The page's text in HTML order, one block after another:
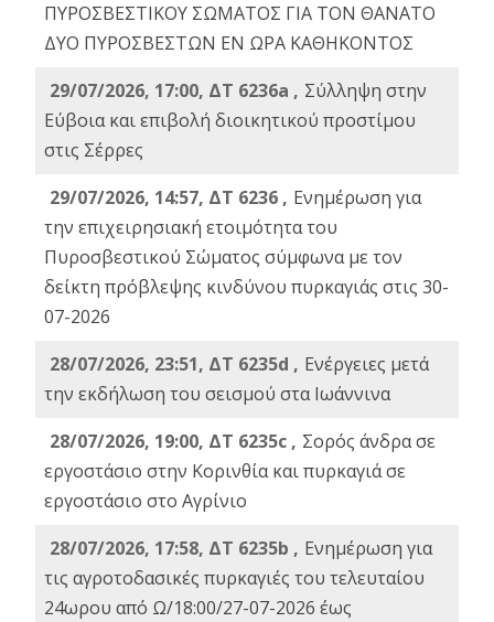
ΠΥΡΟΣΒΕΣΤΙΚΟΥ ΣΩΜΑΤΟΣ ΓΙΑ ΤΟΝ ΘΑΝΑΤΟ
ΔΥΟ ΠΥΡΟΣΒΕΣΤΩΝ ΕΝ ΩΡΑ ΚΑΘΗΚΟΝΤΟΣ
29/07/2026, 17:00, ΔΤ 6236a , Σύλληψη στην
Εύβοια και επιβολή διοικητικού προστίμου
στις Σέρρες
29/07/2026, 14:57, ΔΤ 6236 , Ενημέρωση για
την επιχειρησιακή ετοιμότητα του
Πυροσβεστικού Σώματος σύμφωνα με τον
δείκτη πρόβλεψης κινδύνου πυρκαγιάς στις 30-
07-2026
28/07/2026, 23:51, ΔΤ 6235d , Ενέργειες μετά
την εκδήλωση του σεισμού στα Ιωάννινα
28/07/2026, 19:00, ΔΤ 6235c , Σορός άνδρα σε
εργοστάσιο στην Κορινθία και πυρκαγιά σε
εργοστάσιο στο Αγρίνιο
28/07/2026, 17:58, ΔΤ 6235b , Ενημέρωση για
τις αγροτοδασικές πυρκαγιές του τελευταίου
24ωρου από Ω/18:00/27-07-2026 έως